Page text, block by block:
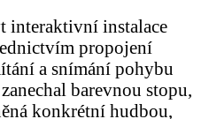
interaktivní instalace
propojení
a snímání pohybu
barevnou stopu,
konkrétní hudbou,